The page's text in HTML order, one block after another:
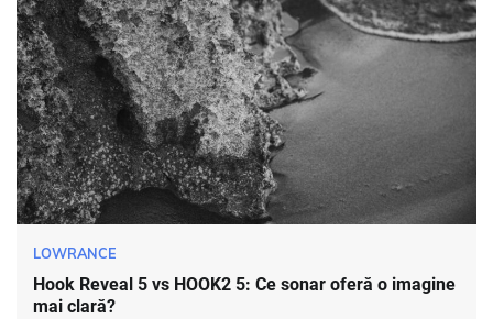
LOWRANCE
Hook Reveal 5 vs HOOK2 5: Ce sonar oferă o imagine
mai clară?